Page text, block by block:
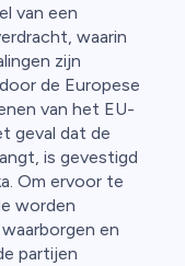
van een
waarin
zijn
de Europese
van het EU-
geval dat de
is gevestigd
Om ervoor te
worden
en
partijen